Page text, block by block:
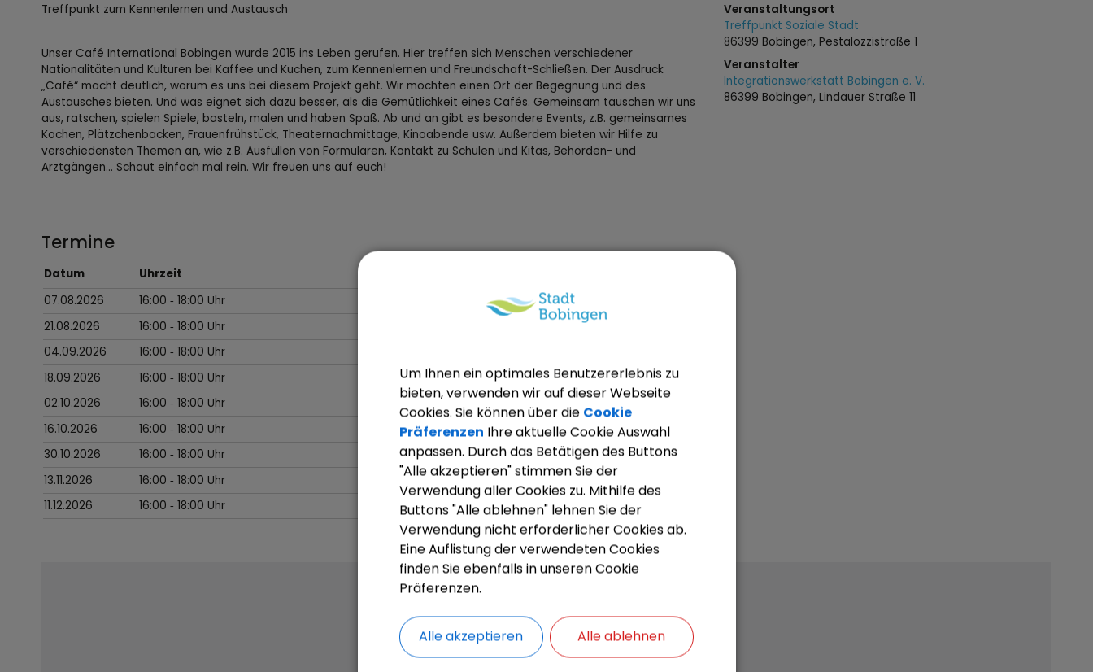
Treffpunkt zum Kennenlernen und Austausch
Unser Café International Bobingen wurde 2015 ins Leben gerufen. Hier treffen sich Menschen verschiedener
Nationalitäten und Kulturen bei Kaffee und Kuchen, zum Kennenlernen und Freundschaft-Schließen. Der Ausdruck
„Café“ macht deutlich, worum es uns bei diesem Projekt geht. Wir möchten einen Ort der Begegnung und des
Austausches bieten. Und was eignet sich dazu besser, als die Gemütlichkeit eines Cafés. Gemeinsam tauschen wir uns
aus, ratschen, spielen Spiele, basteln, malen und haben Spaß. Ab und an gibt es besondere Events, z.B. gemeinsames
Kochen, Plätzchenbacken, Frauenfrühstück, Theaternachmittage, Kinoabende usw. Außerdem bieten wir Hilfe zu
verschiedensten Themen an, wie z.B. Ausfüllen von Formularen, Kontakt zu Schulen und Kitas, Behörden- und
Arztgängen... Schaut einfach mal rein. Wir freuen uns auf euch!
Termine
Datum Uhrzeit
07.08.2026
16:00 ‐ 18:00 Uhr
21.08.2026
16:00 ‐ 18:00 Uhr
04.09.2026
16:00 ‐ 18:00 Uhr
18.09.2026
16:00 ‐ 18:00 Uhr
02.10.2026
16:00 ‐ 18:00 Uhr
16.10.2026
16:00 ‐ 18:00 Uhr
30.10.2026
16:00 ‐ 18:00 Uhr
13.11.2026
16:00 ‐ 18:00 Uhr
11.12.2026
16:00 ‐ 18:00 Uhr
Veranstaltungsort
Treffpunkt Soziale Stadt
86399 Bobingen, Pestalozzistraße 1
Veranstalter
Integrationswerkstatt Bobingen e. V.
86399 Bobingen, Lindauer Straße 11
Um Ihnen ein optimales Benutzererlebnis zu
bieten, verwenden wir auf dieser Webseite
Cookies. Sie können über die Cookie
Präferenzen Ihre aktuelle Cookie Auswahl
anpassen. Durch das Betätigen des Buttons
"Alle akzeptieren" stimmen Sie der
Verwendung aller Cookies zu. Mithilfe des
Buttons "Alle ablehnen" lehnen Sie der
Verwendung nicht erforderlicher Cookies ab.
Eine Auflistung der verwendeten Cookies
finden Sie ebenfalls in unseren Cookie
Präferenzen.
Alle akzeptieren Alle ablehnen